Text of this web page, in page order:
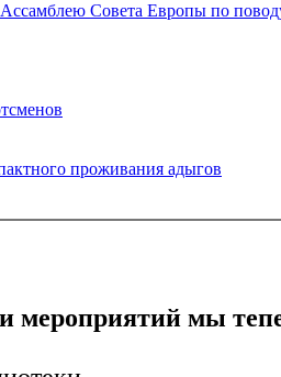
Совета Европы по
проживания адыгов
мероприятий мы